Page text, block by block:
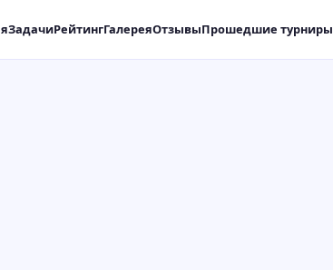
ЗадачиРейтингГалереяОтзывыПрошедшие турниры